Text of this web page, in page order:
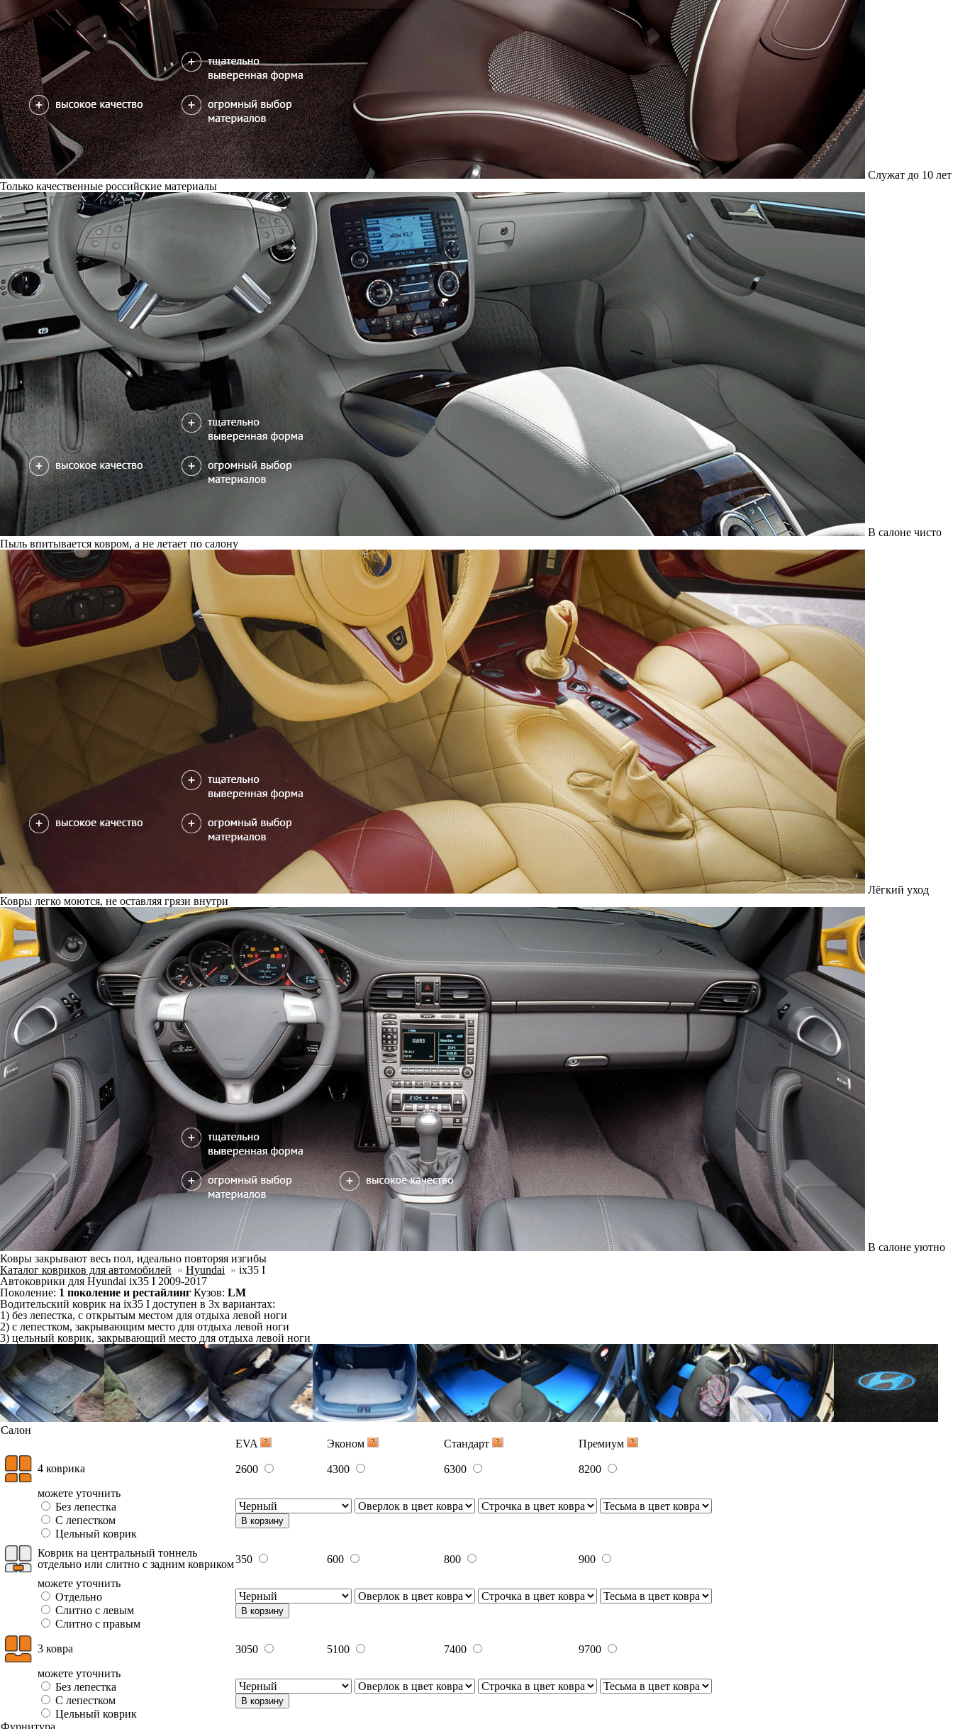
Служат до 10 лет
Только качественные российские материалы
В салоне чисто
Пыль впитывается ковром, а не летает по салону
Лёгкий уход
Ковры легко моются, не оставляя грязи внутри
В салоне уютно
Ковры закрывают весь пол, идеально повторяя изгибы
Каталог ковриков для автомобилей » Hyundai » ix35 I
Автоковрики для Hyundai ix35 I 2009-2017
Поколение: 1 поколение и рестайлинг Кузов: LM
Водительский коврик на ix35 I доступен в 3х вариантах:
1) без лепестка, с открытым местом для отдыха левой ноги
2) с лепестком, закрывающим место для отдыха левой ноги
3) цельный коврик, закрывающий место для отдыха левой ноги
Салон
EVA
Эконом Стандарт Премиум
4 коврика 2600 4300 6300
8200
можете уточнить
Без лепестка
С лепестком
Цельный коврик
В корзину
Коврик на центральный тоннель
отдельно или слитно с задним ковриком350 600 800
900
можете уточнить
Отдельно
Слитно с левым
Слитно с правым
В корзину
3 ковра 3050 5100 7400
9700
можете уточнить
Без лепестка
С лепестком
Цельный коврик
В корзину
Фурнитура